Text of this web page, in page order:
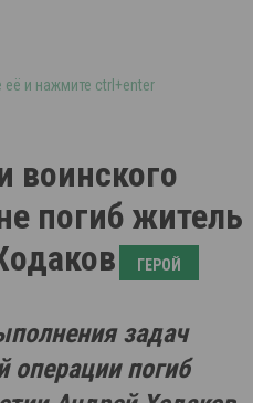
её и нажмите ctrl+enter
воинского
погиб житель
ГЕРОЙ
задач
операции погиб